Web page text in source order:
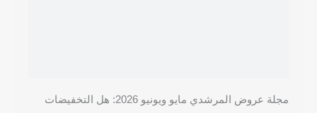
مجلة عروض المرشدي مايو ويونيو 2026: هل التخفيضات